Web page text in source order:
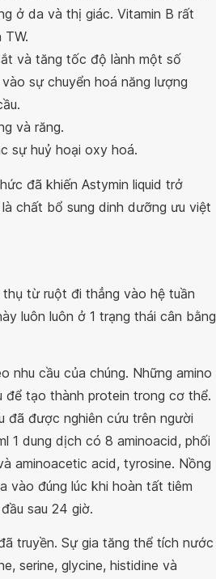
ở da và thị giác. Vitamin B rất
và tăng tốc độ lành một số
sự chuyển hoá năng lượng
và răng.
sự huỷ hoại oxy hoá.
đã khiến Astymin liquid trở
chất bổ sung dinh dưỡng ưu việt
từ ruột đi thẳng vào hệ tuần
luôn luôn ở 1 trạng thái cân bằng
nhu cầu của chúng. Những amino
để tạo thành protein trong cơ thể.
đã được nghiên cứu trên người
1 dung dịch có 8 aminoacid, phối
aminoacetic acid, tyrosine. Nồng
vào đúng lúc khi hoàn tất tiêm
sau 24 giờ.
truyền. Sự gia tăng thể tích nước
serine, glycine, histidine và